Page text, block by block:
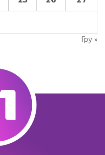
Гру »